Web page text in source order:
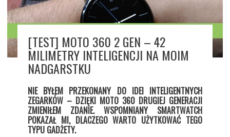
[TEST] MOTO 360 2 GEN – 42
MILIMETRY INTELIGENCJI NA MOIM
NADGARSTKU
NIE BYŁEM PRZEKONANY DO IDEI INTELIGENTNYCH
ZEGARKÓW – DZIĘKI MOTO 360 DRUGIEJ GENERACJI
ZMIENIŁEM ZDANIE. WSPOMNIANY SMARTWATCH
POKAZAŁ MI, DLACZEGO WARTO UŻYTKOWAĆ TEGO
TYPU GADŻETY.